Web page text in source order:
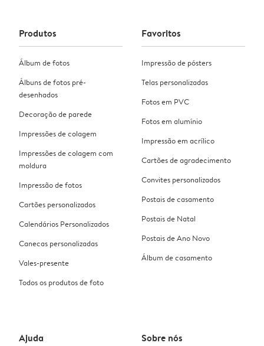
Produtos
Álbum de fotos
Álbuns de fotos pré-
desenhados
Decoração de parede
Impressões de colagem
Impressões de colagem com
moldura
Impressão de fotos
Cartões personalizados
Calendários Personalizados
Canecas personalizadas
Vales-presente
Todos os produtos de foto
Favoritos
Impressão de pósters
Telas personalizadas
Fotos em PVC
Fotos em alumínio
Impressão em acrílico
Cartões de agradecimento
Convites personalizados
Postais de casamento
Postais de Natal
Postais de Ano Novo
Álbum de casamento
Ajuda Sobre nós